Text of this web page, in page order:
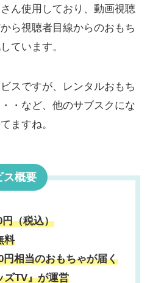
ん使用しており、動画視聴
ら視聴者目線からのおもち
ています。
スですが、レンタルおもち
・など、他のサブスクにな
ますね。
ス概要
円（税込）
料
円相当のおもちゃが届く
ズTV』が運営